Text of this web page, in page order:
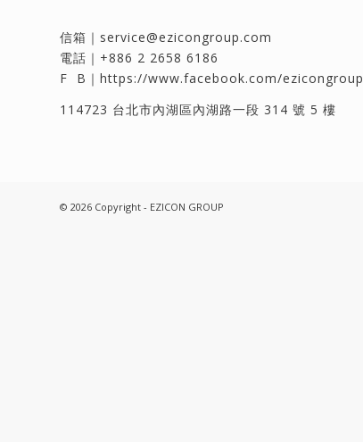
信箱｜ service@ezicongroup.com
電話｜ +886 2 2658 6186
F B｜ https://www.facebook.com/ezicongroup
114723 台北市內湖區內湖路一段 314 號 5 樓
© 2026 Copyright - EZICON GROUP